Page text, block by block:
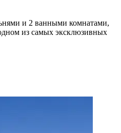
и 2 ванными комнатами,
из самых эксклюзивных